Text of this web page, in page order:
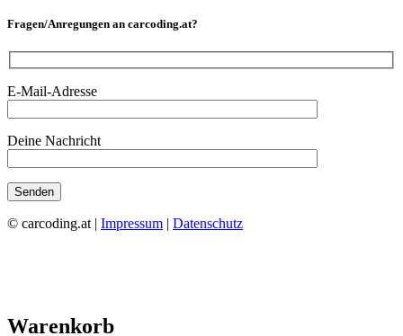
Fragen/Anregungen an carcoding.at?
E-Mail-Adresse
Deine Nachricht
© carcoding.at | Impressum | Datenschutz
Warenkorb